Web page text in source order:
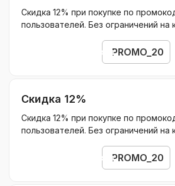
Скидка 12% при покупке по
пользователей. Без ограничений на
Действует на: На первый месяц
мес Без ограничения скидки.
PROMO_20
Открыть промокод
Скидка 12%
Скидка 12% при покупке по
пользователей. Без ограничений на
Действует на: На первый месяц
PROMO_20
Открыть промокод